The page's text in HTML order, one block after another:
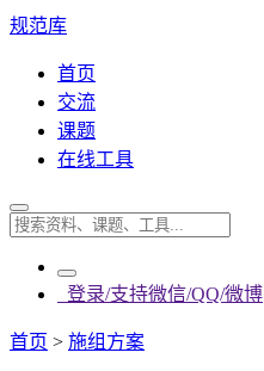
规范库
首页
交流
课题
在线工具
登录/支持微信/QQ/微博
首页 > 施组方案